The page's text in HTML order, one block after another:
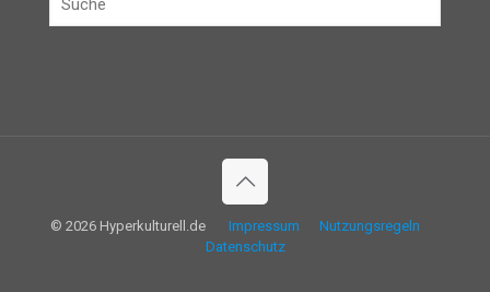
© 2026 Hyperkulturell.de Impressum
Nutzungsregeln
Datenschutz